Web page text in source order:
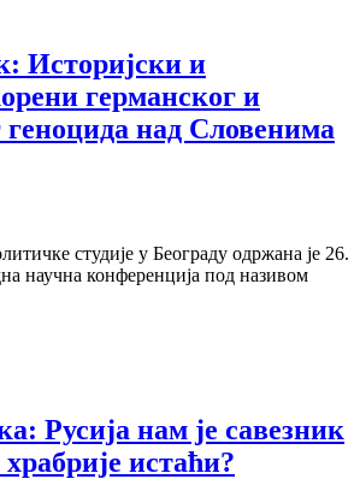
Историјски и
германског и
над Словенима
студије у Београду одржана је 26.
научна конференција под називом
Русија нам је савезник
истаћи?